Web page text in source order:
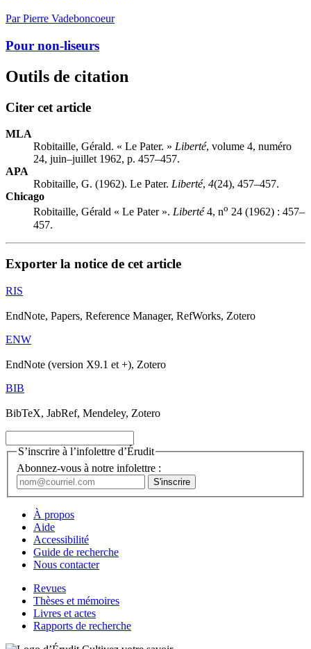
Par Pierre Vadeboncoeur
Pour non-liseurs
Outils de citation
Citer cet article
MLA
Robitaille, Gérald. « Le Pater. » Liberté, volume 4, numéro
24, juin–juillet 1962, p. 457–457.
APA
Robitaille, G. (1962). Le Pater. Liberté, 4(24), 457–457.
Chicago
Robitaille, Gérald « Le Pater ». Liberté 4, no 24 (1962) : 457–
457.
Exporter la notice de cet article
RIS
EndNote, Papers, Reference Manager, RefWorks, Zotero
ENW
EndNote (version X9.1 et +), Zotero
BIB
BibTeX, JabRef, Mendeley, Zotero
S’inscrire à l’infolettre d’Érudit
Abonnez-vous à notre infolettre :
À propos
Aide
Accessibilité
Guide de recherche
Nous contacter
Revues
Thèses et mémoires
Livres et actes
Rapports de recherche